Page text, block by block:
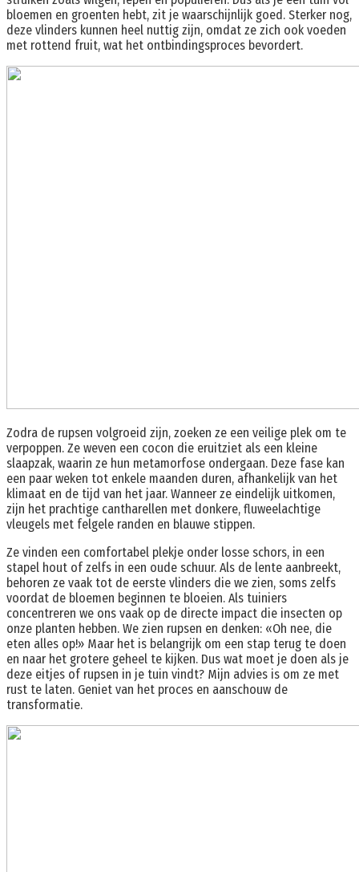
bloemen en groenten hebt, zit je waarschijnlijk goed. Sterker nog,
deze vlinders kunnen heel nuttig zijn, omdat ze zich ook voeden
met rottend fruit, wat het ontbindingsproces bevordert.
Zodra de rupsen volgroeid zijn, zoeken ze een veilige plek om te
verpoppen. Ze weven een cocon die eruitziet als een kleine
slaapzak, waarin ze hun metamorfose ondergaan. Deze fase kan
een paar weken tot enkele maanden duren, afhankelijk van het
klimaat en de tijd van het jaar. Wanneer ze eindelijk uitkomen,
zijn het prachtige cantharellen met donkere, fluweelachtige
vleugels met felgele randen en blauwe stippen.
Ze vinden een comfortabel plekje onder losse schors, in een
stapel hout of zelfs in een oude schuur. Als de lente aanbreekt,
behoren ze vaak tot de eerste vlinders die we zien, soms zelfs
voordat de bloemen beginnen te bloeien. Als tuiniers
concentreren we ons vaak op de directe impact die insecten op
onze planten hebben. We zien rupsen en denken: «Oh nee, die
eten alles op!» Maar het is belangrijk om een ​​stap terug te doen
en naar het grotere geheel te kijken. Dus wat moet je doen als je
deze eitjes of rupsen in je tuin vindt? Mijn advies is om ze met
rust te laten. Geniet van het proces en aanschouw de
transformatie.